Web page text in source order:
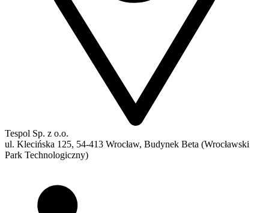
Tespol Sp. z o.o.
ul. Klecińska 125, 54-413 Wrocław, Budynek Beta (Wrocławski
Park Technologiczny)